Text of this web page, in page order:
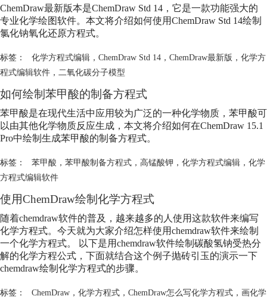
ChemDraw最新版本是ChemDraw Std 14，它是一款功能强大的
专业化学绘图软件。本文将介绍如何使用ChemDraw Std 14绘制
氯化钠氧化还原方程式。
标签： 化学方程式编辑， ChemDraw Std 14， ChemDraw最新版 ， 化学方
程式编辑软件 ， 二氧化碳分子模型
如何绘制苯甲酸的制备方程式
苯甲酸是在现代生活中应用较为广泛的一种化学物质，苯甲酸可
以由其他化学物质反应生成，本文将介绍如何在ChemDraw 15.1
Pro中绘制生成苯甲酸的制备方程式。
标签： 苯甲酸 ， 苯甲酸制备方程式， 高锰酸钾 ， 化学方程式编辑， 化学
方程式编辑软件
使用ChemDraw绘制化学方程式
随着chemdraw软件的普及，越来越多的人使用这款软件来编写
化学方程式。今天就为大家介绍怎样使用chemdraw软件来绘制
一个化学方程式。 以下是用chemdraw软件绘制碳酸氢钠受热分
解的化学方程公式，下面就结合这个例子抛砖引玉的演示一下
chemdraw绘制化学方程式的步骤。
标签： ChemDraw， 化学方程式， ChemDraw怎么写化学方程式， 画化学